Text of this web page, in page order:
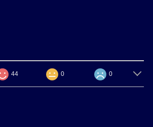
44 0 0